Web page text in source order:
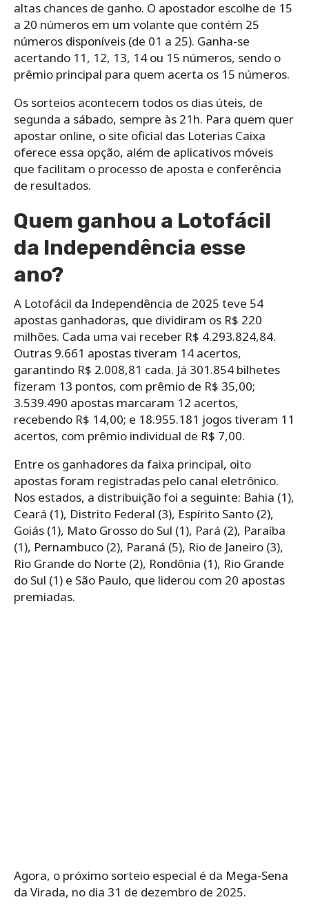
altas chances de ganho. O apostador escolhe de 15
a 20 números em um volante que contém 25
números disponíveis (de 01 a 25). Ganha-se
acertando 11, 12, 13, 14 ou 15 números, sendo o
prêmio principal para quem acerta os 15 números.
Os sorteios acontecem todos os dias úteis, de
segunda a sábado, sempre às 21h. Para quem quer
apostar online, o site oficial das Loterias Caixa
oferece essa opção, além de aplicativos móveis
que facilitam o processo de aposta e conferência
de resultados.
Quem ganhou a Lotofácil
da Independência esse
ano?
A Lotofácil da Independência de 2025 teve 54
apostas ganhadoras, que dividiram os R$ 220
milhões. Cada uma vai receber R$ 4.293.824,84.
Outras 9.661 apostas tiveram 14 acertos,
garantindo R$ 2.008,81 cada. Já 301.854 bilhetes
fizeram 13 pontos, com prêmio de R$ 35,00;
3.539.490 apostas marcaram 12 acertos,
recebendo R$ 14,00; e 18.955.181 jogos tiveram 11
acertos, com prêmio individual de R$ 7,00.
Entre os ganhadores da faixa principal, oito
apostas foram registradas pelo canal eletrônico.
Nos estados, a distribuição foi a seguinte: Bahia (1),
Ceará (1), Distrito Federal (3), Espírito Santo (2),
Goiás (1), Mato Grosso do Sul (1), Pará (2), Paraíba
(1), Pernambuco (2), Paraná (5), Rio de Janeiro (3),
Rio Grande do Norte (2), Rondônia (1), Rio Grande
do Sul (1) e São Paulo, que liderou com 20 apostas
premiadas.
Agora, o próximo sorteio especial é da Mega-Sena
da Virada, no dia 31 de dezembro de 2025.